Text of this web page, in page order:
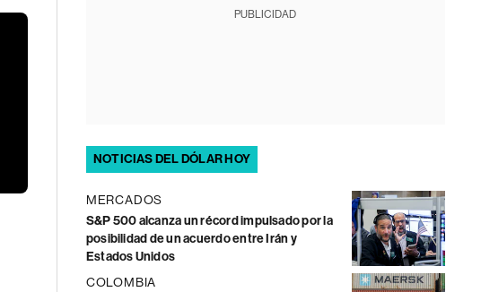
PUBLICIDAD
NOTICIAS DEL DÓLAR HOY
MERCADOS
S&P 500 alcanza un récord impulsado por la
posibilidad de un acuerdo entre Irán y
Estados Unidos
COLOMBIA